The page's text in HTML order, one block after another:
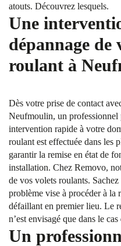
atouts. Découvrez lesquels.
Une
dépannage de
roulant à
Dès votre prise de contact
Neufmoulin, un professionnel
intervention rapide à votre
roulant est effectuée dans les
garantir la remise en état de
installation. Chez Removo,
de vos volets roulants.
problème vise à procéder à la
défaillant en premier lieu. Le
n’est envisagé que dans le
Un